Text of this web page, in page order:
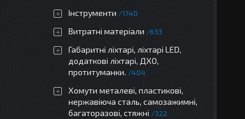
Інструменти 1740
Витратні матеріали 633
Габаритні ліхтарі, ліхтарі LED,
додаткові ліхтарі, ДХО,
протитуманки.
404
Хомути металеві, пластикові,
нержавіюча сталь, самозажимні,
багаторазові, стяжні
322